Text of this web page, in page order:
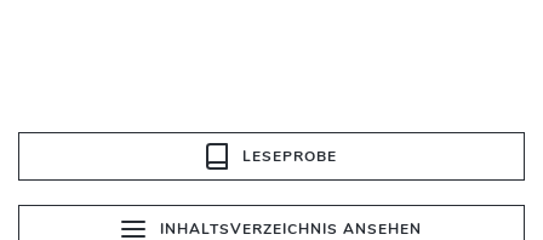
LESEPROBE
INHALTSVERZEICHNIS ANSEHEN